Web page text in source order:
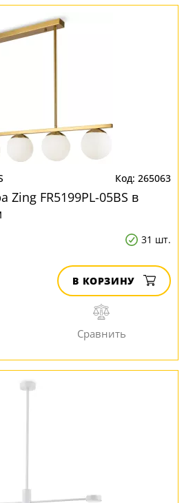
265063
Zing FR5199PL-05BS в
31 шт.
В КОРЗИНУ